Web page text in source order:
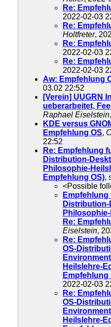
Re:
2022-02-03
Re:
Holtfreter,
Re:
2022-02-03
Re:
2022-02-03
Aw: Empfehlung
03.02 22:52
[Verein] UUGRN
ueberarbeitet,
Raphael Eiselstein
KDE versus
Empfehlung OS,
22:52
Re: Empfehlung
Distribution-
Philosophie-
Empfehlung OS),
<Possible
Empfehlung
Re:
Eiselstein,
Re:
OS-
Heilslehre-
Empfehlung
2022-02-03
Re:
OS-
Heilslehre-